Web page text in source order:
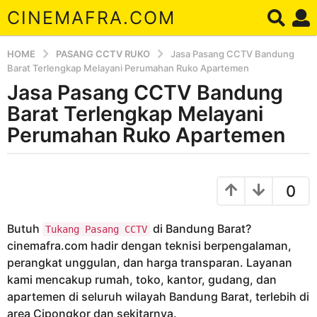
CINEMAFRA.COM
HOME PASANG CCTV RUKO
Jasa Pasang CCTV Bandung
Barat Terlengkap Melayani Perumahan Ruko Apartemen
t
a
h
o
8
t
a
h
u
Jasa Pasang CCTV Bandung
Barat Terlengkap Melayani
Perumahan Ruko Apartemen
d
a
0
Butuh Tukang Pasang CCTV di Bandung Barat?
cinemafra.com hadir dengan teknisi berpengalaman,
perangkat unggulan, dan harga transparan. Layanan
kami mencakup rumah, toko, kantor, gudang, dan
apartemen di seluruh wilayah Bandung Barat, terlebih di
area Cipongkor dan sekitarnya.